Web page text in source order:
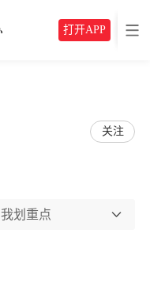
打开APP
关注
划重点